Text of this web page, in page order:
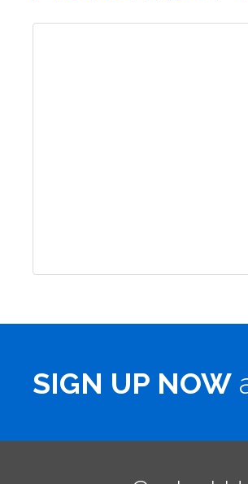
SIGN UP NOW